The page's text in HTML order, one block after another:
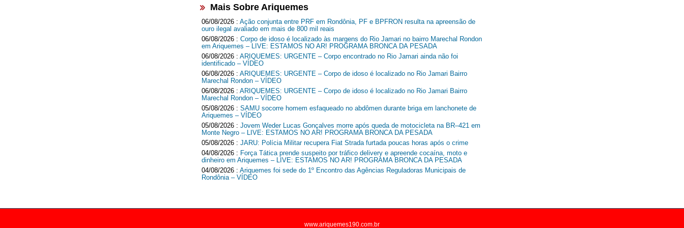
Mais Sobre Ariquemes
06/08/2026 : Ação conjunta entre PRF em Rondônia, PF e BPFRON resulta na apreensão de
ouro ilegal avaliado em mais de 800 mil reais
06/08/2026 : Corpo de idoso é localizado às margens do Rio Jamari no bairro Marechal Rondon
em Ariquemes – LIVE: ESTAMOS NO AR! PROGRAMA BRONCA DA PESADA
06/08/2026 : ARIQUEMES: URGENTE – Corpo encontrado no Rio Jamari ainda não foi
identificado – VÍDEO
06/08/2026 : ARIQUEMES: URGENTE – Corpo de idoso é localizado no Rio Jamari Bairro
Marechal Rondon – VÍDEO
06/08/2026 : ARIQUEMES: URGENTE – Corpo de idoso é localizado no Rio Jamari Bairro
Marechal Rondon – VÍDEO
05/08/2026 : SAMU socorre homem esfaqueado no abdômen durante briga em lanchonete de
Ariquemes – VÍDEO
05/08/2026 : Jovem Weder Lucas Gonçalves morre após queda de motocicleta na BR–421 em
Monte Negro – LIVE: ESTAMOS NO AR! PROGRAMA BRONCA DA PESADA
05/08/2026 : JARU: Polícia Militar recupera Fiat Strada furtada poucas horas após o crime
04/08/2026 : Força Tática prende suspeito por tráfico delivery e apreende cocaína, moto e
dinheiro em Ariquemes – LIVE: ESTAMOS NO AR! PROGRAMA BRONCA DA PESADA
04/08/2026 : Ariquemes foi sede do 1º Encontro das Agências Reguladoras Municipais de
Rondônia – VÍDEO
www.ariquemes190.com.br